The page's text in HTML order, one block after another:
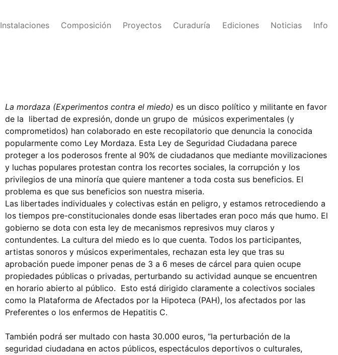
Instalaciones Composición Proyectos Curaduría Ediciones Noticias Info
La mordaza (Experimentos contra el miedo) es un disco político y militante en favor
de la libertad de expresión, donde un grupo de músicos experimentales (y
comprometidos) han colaborado en este recopilatorio que denuncia la conocida
popularmente como Ley Mordaza. Esta Ley de Seguridad Ciudadana parece
proteger a los poderosos frente al 90% de ciudadanos que mediante movilizaciones
y luchas populares protestan contra los recortes sociales, la corrupción y los
privilegios de una minoría que quiere mantener a toda costa sus beneficios. El
problema es que sus beneficios son nuestra miseria.
Las libertades individuales y colectivas están en peligro, y estamos retrocediendo a
los tiempos pre-constitucionales donde esas libertades eran poco más que humo. El
gobierno se dota con esta ley de mecanismos represivos muy claros y
contundentes. La cultura del miedo es lo que cuenta. Todos los participantes,
artistas sonoros y músicos experimentales, rechazan esta ley que tras su
aprobación puede imponer penas de 3 a 6 meses de cárcel para quien ocupe
propiedades públicas o privadas, perturbando su actividad aunque se encuentren
en horario abierto al público. Esto está dirigido claramente a colectivos sociales
como la Plataforma de Afectados por la Hipoteca (PAH), los afectados por las
Preferentes o los enfermos de Hepatitis C.
También podrá ser multado con hasta 30.000 euros, “la perturbación de la
seguridad ciudadana en actos públicos, espectáculos deportivos o culturales,